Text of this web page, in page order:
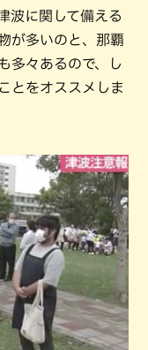
波に関して備える
が多いのと、那覇
多々あるので、し
とをオススメしま